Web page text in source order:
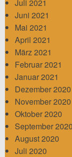
Juli 2021
Juni 2021
Mai 2021
April 2021
März 2021
Februar 2021
Januar 2021
Dezember 2020
November 2020
Oktober 2020
September 2020
August 2020
Juli 2020